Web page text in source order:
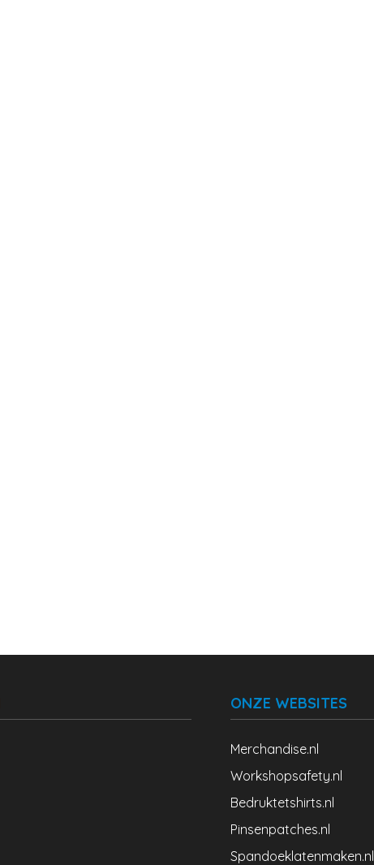
ONZE WEBSITES
Merchandise.nl
Workshopsafety.nl
Bedruktetshirts.nl
Pinsenpatches.nl
Spandoeklatenmaken.nl